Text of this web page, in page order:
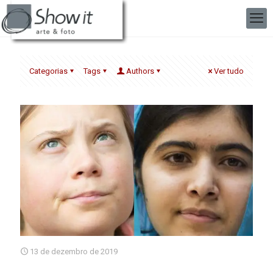
Categorias Tags Authors Ver tudo
13 de dezembro de 2019